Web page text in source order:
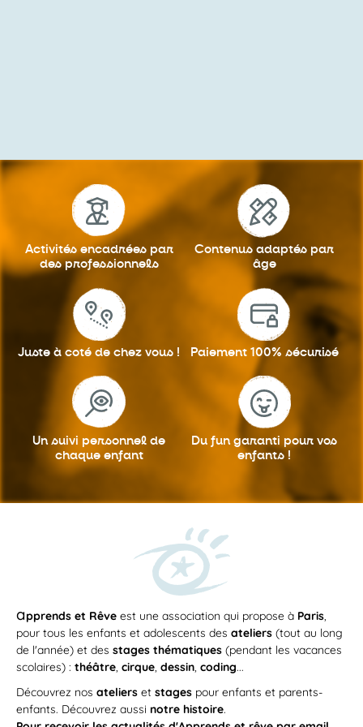
Activités encadrées par
des professionnels
Contenus adaptés par
âge
Juste à coté de chez vous ! Paiement 100% sécurisé
Un suivi personnel de
chaque enfant
Du fun garanti pour vos
enfants !
apprends et Rêve est une association qui propose à Paris,
pour tous les enfants et adolescents des ateliers (tout au long
de l'année) et des stages thématiques (pendant les vacances
scolaires) : théâtre, cirque, dessin, coding...
Découvrez nos ateliers et stages pour enfants et parents-
enfants. Découvrez aussi notre histoire.